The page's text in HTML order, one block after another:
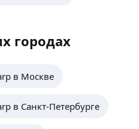
городах
в Москве
в Санкт-Петербурге